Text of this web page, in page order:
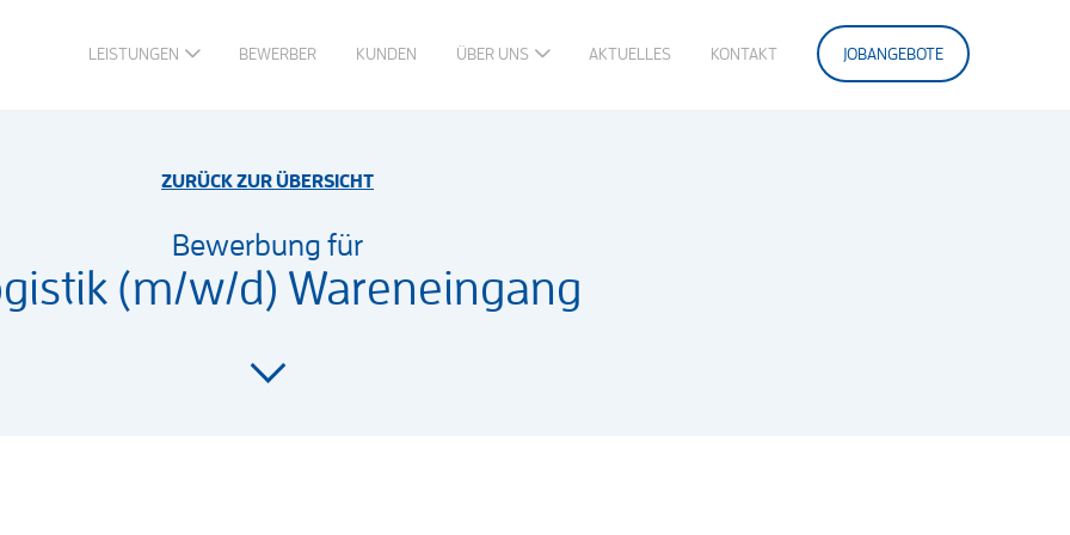
LEISTUNGEN BEWERBER KUNDEN ÜBER UNS AKTUELLES KONTAKT JOBANGEBOTE
ZURÜCK ZUR ÜBERSICHT
Bewerbung für
(m/w/d) Wareneingang